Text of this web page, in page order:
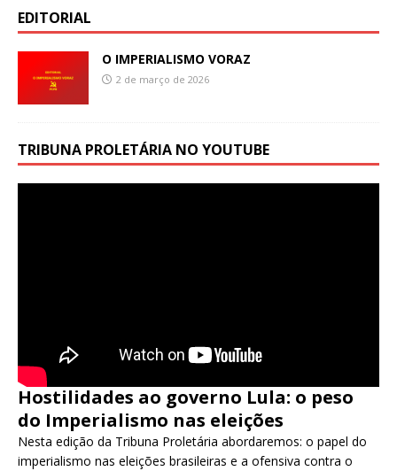
EDITORIAL
O IMPERIALISMO VORAZ
2 de março de 2026
TRIBUNA PROLETÁRIA NO YOUTUBE
Hostilidades ao governo Lula: o peso
do Imperialismo nas eleições
Nesta edição da Tribuna Proletária abordaremos: o papel do
imperialismo nas eleições brasileiras e a ofensiva contra o